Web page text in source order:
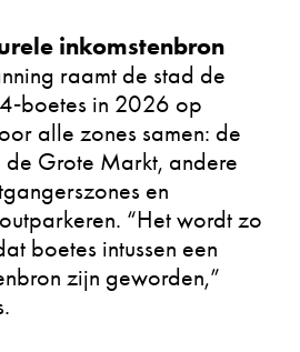
inkomstenbron
raamt de stad de
in 2026 op
alle zones samen: de
de Grote Markt, andere
en
“Het wordt zo
boetes intussen een
zijn geworden,”